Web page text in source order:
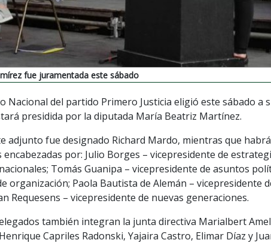
fue juramentada este sábado
Nacional del partido Primero Justicia eligió este sábado a
presidida por la diputada María Beatriz Martínez.
adjunto fue designado Richard Mardo, mientras que
encabezadas por: Julio Borges – vicepresidente de
Tomás Guanipa – vicepresidente de asuntos
organización; Paola Bautista de Alemán – vicepresidente
Requesens – vicepresidente de nuevas generaciones.
también integran la junta directiva Marialbert
Capriles Radonski, Yajaira Castro, Elimar Díaz y